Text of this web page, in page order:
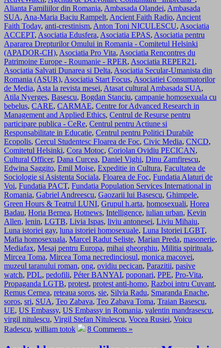
Alianta Familiilor din Romania, Ambasada Olandei, Ambasada
SUA, Ana-Maria Baciu Rampelt, Ancient Faith Radio, Ancient
Faith Today, anti-crestinism, Anton Toni NICULESCU, Asociatia
ACCEPT, Asociatia Edusfera, Asociatia EPAS, Asociatia pentru
Apararea Drepturilor Omului in Romania - Comitetul Helsinki
(APADOR-CH), Asociatia Pro Vita, Asociatia Rencontres du
Patrimoine Europe - Roumanie - RPER, Asociatia REPER21 ,
Asociatia Salvati Dunarea si Delta, Asociatia Secular-Umanista din
Romania (ASUR), Asociatia Start Focus, Asociatiei Consumatorilor
de Media, Asta la revista mesei, Atasat cultural Ambasada SUA,
Atila Nyerges, Basescu, Bogdan Stanciu, campanie homosexuala cu
bebelus, CARE, CARMAE, Centre for Advanced Research in
Management and Applied Ethics, Centrul de Resurse pentru
participare publica - CeRe, Centrul pentru Actiune si
Responsabilitate in Educatie, Centrul pentru Politici Durabile
Ecopolis, Cercul Studentesc Floarea de Foc, Civic Media, CNCD,
Comitetul Helsinki, Cora Motoc, Coriolan Ovidiu PECICAN,
Cultural Officer, Dana Curcea, Daniel Vighi, Dinu Zamfirescu,
Edwina Saggito, Emil Moise, Expeditie in Cultura, Facultatea de
Sociologie si Asistenta Sociala, Floarea de Foc, Fundatia Alaturi de
Voi, Fundatia PACT, Fundatia Population Services International in
Romania, Gabriel Andreescu, Gaozarii lui Basescu, Ghimpele,
Green Hours & Teatrul LUNI, Grupul h.arta, homosexuali, Horea
Badau, Horia Bernea, Hotnews, Intelligence, iulian urban, Kevin
Allen, lenin, LGTB, Livia Ispas, liviu antonesei, Liviu Mihaiu,
Luna istoriei gay, luna istoriei homosexuale, Luna Istoriei LGBT,
Mafia homosexuala, Marcel Radut Seliste, Marian Preda, masonerie,
Mediafax, Mesaj pentru Europa, mihai gheorghiu, Militia spirituala,
Mircea Toma, Mircea Toma necredinciosul, monica macovei,
muzeul taranului roman, ong, ovidiu pecican, Parazitii, pasive
watch, PDL, pedofili, Péter BANYAI, poponari, PPE, Pro-Vita,
Propaganda LGTB, protest, protest anti-homo, Razboi intru Cuvant,
Remus Cernea, reteaua soros, sie, Silvia Radu, Smaranda Enache,
soros, sri, SUA, Teo Zabava, Teo Zabava Toma, Traian Basescu,
UE, US Embassy, US Embassy in Romania, valentin mandrasescu,
virgil nitulescu, Virgil Stefan Nitulescu, Vocea Rusiei, Voicu
Radescu, william totok 8 Comments »